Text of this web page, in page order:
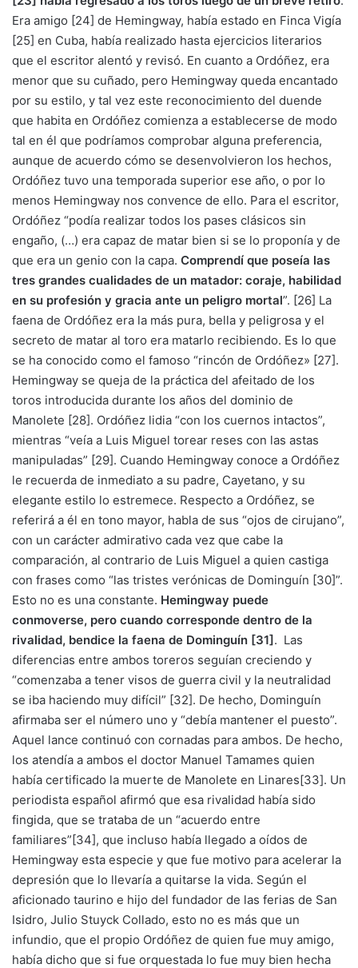
Era amigo [24] de Hemingway, había estado en Finca Vigía
[25] en Cuba, había realizado hasta ejercicios literarios
que el escritor alentó y revisó. En cuanto a Ordóñez, era
menor que su cuñado, pero Hemingway queda encantado
por su estilo, y tal vez este reconocimiento del duende
que habita en Ordóñez comienza a establecerse de modo
tal en él que podríamos comprobar alguna preferencia,
aunque de acuerdo cómo se desenvolvieron los hechos,
Ordóñez tuvo una temporada superior ese año, o por lo
menos Hemingway nos convence de ello. Para el escritor,
Ordóñez “podía realizar todos los pases clásicos sin
engaño, (…) era capaz de matar bien si se lo proponía y de
que era un genio con la capa. Comprendí que poseía las
tres grandes cualidades de un matador: coraje, habilidad
en su profesión y gracia ante un peligro mortal”. [26] La
faena de Ordóñez era la más pura, bella y peligrosa y el
secreto de matar al toro era matarlo recibiendo. Es lo que
se ha conocido como el famoso “rincón de Ordóñez» [27].
Hemingway se queja de la práctica del afeitado de los
toros introducida durante los años del dominio de
Manolete [28]. Ordóñez lidia “con los cuernos intactos”,
mientras “veía a Luis Miguel torear reses con las astas
manipuladas” [29]. Cuando Hemingway conoce a Ordóñez
le recuerda de inmediato a su padre, Cayetano, y su
elegante estilo lo estremece. Respecto a Ordóñez, se
referirá a él en tono mayor, habla de sus “ojos de cirujano”,
con un carácter admirativo cada vez que cabe la
comparación, al contrario de Luis Miguel a quien castiga
con frases como “las tristes verónicas de Dominguín [30]”.
Esto no es una constante. Hemingway puede
conmoverse, pero cuando corresponde dentro de la
rivalidad, bendice la faena de Dominguín [31]. Las
diferencias entre ambos toreros seguían creciendo y
“comenzaba a tener visos de guerra civil y la neutralidad
se iba haciendo muy difícil” [32]. De hecho, Dominguín
afirmaba ser el número uno y “debía mantener el puesto”.
Aquel lance continuó con cornadas para ambos. De hecho,
los atendía a ambos el doctor Manuel Tamames quien
había certificado la muerte de Manolete en Linares[33]. Un
periodista español afirmó que esa rivalidad había sido
fingida, que se trataba de un “acuerdo entre
familiares”[34], que incluso había llegado a oídos de
Hemingway esta especie y que fue motivo para acelerar la
depresión que lo llevaría a quitarse la vida. Según el
aficionado taurino e hijo del fundador de las ferias de San
Isidro, Julio Stuyck Collado, esto no es más que un
infundio, que el propio Ordóñez de quien fue muy amigo,
había dicho que si fue orquestada lo fue muy bien hecha